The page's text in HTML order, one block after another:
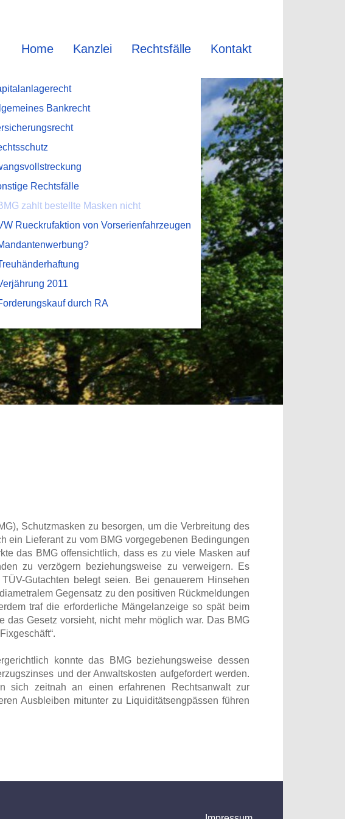
Home Kanzlei Rechtsfälle
Bankrecht
Rechtsfälle
zahlt bestellte Masken nicht
Rueckrufaktion von Vorserienfahrzeugen
2011
durch RA
Kontakt
Schutzmasken zu besorgen, um die Verbreitung des
ein Lieferant zu vom BMG vorgegebenen Bedingungen
das BMG offensichtlich, dass es zu viele Masken auf
zu verzögern beziehungsweise zu verweigern. Es
Gutachten belegt seien. Bei genauerem Hinsehen
Gegensatz zu den positiven Rückmeldungen
traf die erforderliche Mängelanzeige so spät beim
Gesetz vorsieht, nicht mehr möglich war. Das BMG
konnte das BMG beziehungsweise dessen
und der Anwaltskosten aufgefordert werden.
sich zeitnah an einen erfahrenen Rechtsanwalt zur
Ausbleiben mitunter zu Liquiditätsengpässen führen